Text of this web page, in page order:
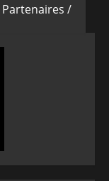
Partenaires /